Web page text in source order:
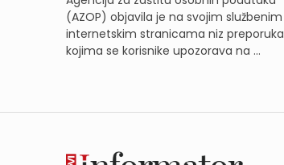
(AZOP) objavila je na svojim službenim
internetskim stranicama niz preporuka
kojima se korisnike upozorava na ...